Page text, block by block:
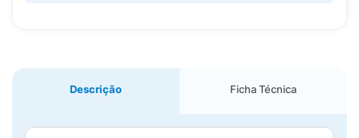
Descrição Ficha Técnica